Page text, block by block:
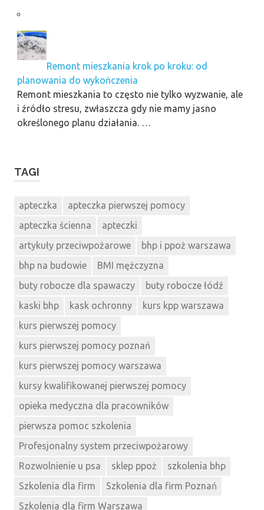
Remont mieszkania krok po kroku: od
planowania do wykończenia
Remont mieszkania to często nie tylko wyzwanie, ale
i źródło stresu, zwłaszcza gdy nie mamy jasno
określonego planu działania. …
TAGI
apteczka
apteczka pierwszej pomocy
apteczka ścienna
apteczki
artykuły przeciwpożarowe
bhp i ppoż warszawa
bhp na budowie
BMI mężczyzna
buty robocze dla spawaczy
buty robocze łódź
kaski bhp
kask ochronny
kurs kpp warszawa
kurs pierwszej pomocy
kurs pierwszej pomocy poznań
kurs pierwszej pomocy warszawa
kursy kwalifikowanej pierwszej pomocy
opieka medyczna dla pracowników
pierwsza pomoc szkolenia
Profesjonalny system przeciwpożarowy
Rozwolnienie u psa
sklep ppoż
szkolenia bhp
Szkolenia dla firm
Szkolenia dla firm Poznań
Szkolenia dla firm Warszawa